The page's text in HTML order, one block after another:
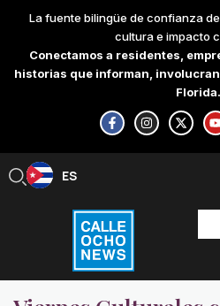
content
La fuente bilingüe de confianza
cultura e impacto
Conectamos a residentes,
historias que informan,
Florida.
F
a
c
e
-
f
I
n
s
t
X
-
t
w
o
u
t
ES
EN